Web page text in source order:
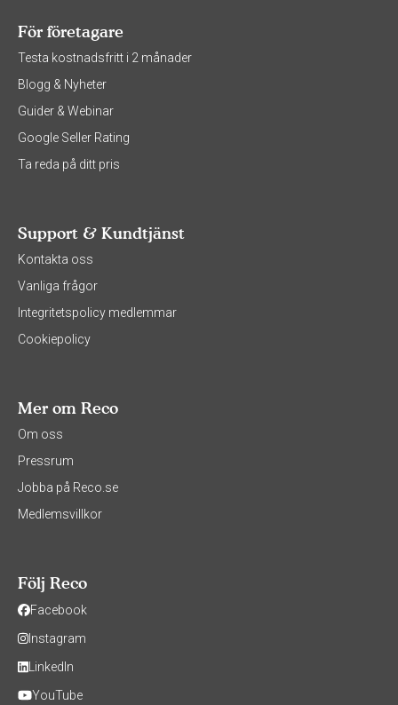
För företagare
Testa kostnadsfritt i 2 månader
Blogg & Nyheter
Guider & Webinar
Google Seller Rating
Ta reda på ditt pris
Support & Kundtjänst
Kontakta oss
Vanliga frågor
Integritetspolicy medlemmar
Cookiepolicy
Mer om Reco
Om oss
Pressrum
Jobba på Reco.se
Medlemsvillkor
Följ Reco
Facebook
Instagram
LinkedIn
YouTube